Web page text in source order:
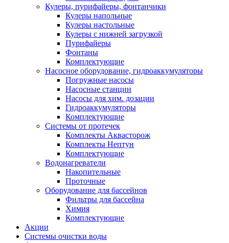
Кулеры, пурифайеры, фонтанчики
Кулеры напольные
Кулеры настольные
Кулеры с нижней загрузкой
Пурифайеры
Фонтаны
Комплектующие
Насосное оборудование, гидроаккумуляторы
Погружные насосы
Насосные станции
Насосы для хим. дозации
Гидроаккумуляторы
Комплектующие
Системы от протечек
Комплекты Аквасторож
Комплекты Нептун
Комплектующие
Водонагреватели
Накопительные
Проточные
Оборудование для бассейнов
Фильтры для бассейна
Химия
Комплектующие
Акции
Системы очистки воды